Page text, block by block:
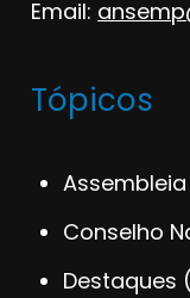
Email:
Tópicos
Assembleia
Conselho
Destaques